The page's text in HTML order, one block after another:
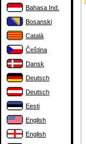
Bahasa Ind.
Bosanski
Català
Čeština
Dansk
Deutsch
Deutsch
Eesti
English
English